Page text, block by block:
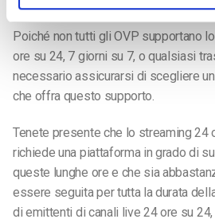
Poiché non tutti gli OVP supportano
ore su 24, 7 giorni su 7, o qualsiasi
necessario assicurarsi di scegliere
che offra questo supporto.
Tenete presente che lo streaming 24
richiede una piattaforma in grado di
queste lunghe ore e che sia
essere seguita per tutta la durata
di emittenti di canali live 24 ore su